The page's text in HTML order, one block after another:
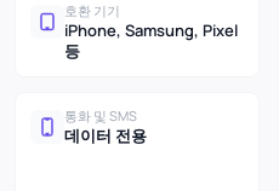
호환 기기
iPhone, Samsung, Pixel
등
통화 및 SMS
데이터 전용